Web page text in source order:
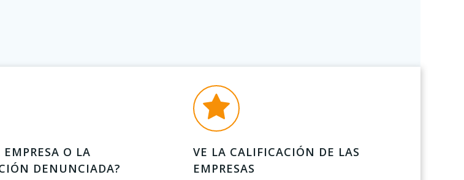
EMPRESA O LA
DENUNCIADA?
VE LA CALIFICACIÓN DE LAS
EMPRESAS